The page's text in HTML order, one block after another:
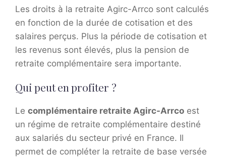
Les droits à la retraite Agirc-Arrco sont calculés
en fonction de la durée de cotisation et des
salaires perçus. Plus la période de cotisation et
les revenus sont élevés, plus la pension de
retraite complémentaire sera importante.
Qui peut en profiter ?
Le complémentaire retraite Agirc-Arrco est
un régime de retraite complémentaire destiné
aux salariés du secteur privé en France. Il
permet de compléter la retraite de base versée